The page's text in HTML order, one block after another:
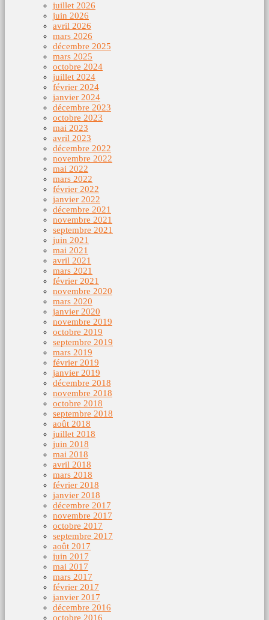
juillet 2026
juin 2026
avril 2026
mars 2026
décembre 2025
mars 2025
octobre 2024
juillet 2024
février 2024
janvier 2024
décembre 2023
octobre 2023
mai 2023
avril 2023
décembre 2022
novembre 2022
mai 2022
mars 2022
février 2022
janvier 2022
décembre 2021
novembre 2021
septembre 2021
juin 2021
mai 2021
avril 2021
mars 2021
février 2021
novembre 2020
mars 2020
janvier 2020
novembre 2019
octobre 2019
septembre 2019
mars 2019
février 2019
janvier 2019
décembre 2018
novembre 2018
octobre 2018
septembre 2018
août 2018
juillet 2018
juin 2018
mai 2018
avril 2018
mars 2018
février 2018
janvier 2018
décembre 2017
novembre 2017
octobre 2017
septembre 2017
août 2017
juin 2017
mai 2017
mars 2017
février 2017
janvier 2017
décembre 2016
octobre 2016